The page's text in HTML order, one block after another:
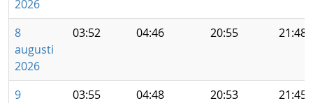
2026
8
augusti
2026
03:52 04:46 20:55 21:48
9
03:55 04:48 20:53 21:45